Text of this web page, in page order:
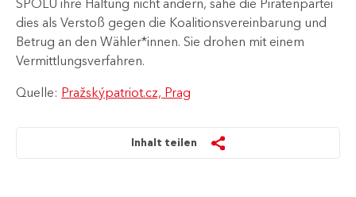
SPOLU ihre Haltung nicht ändern, sähe die Piratenpartei
dies als Verstoß gegen die Koalitionsvereinbarung und
Betrug an den Wähler*innen. Sie drohen mit einem
Vermittlungsverfahren.
Quelle: Pražskýpatriot.cz, Prag
Inhalt teilen